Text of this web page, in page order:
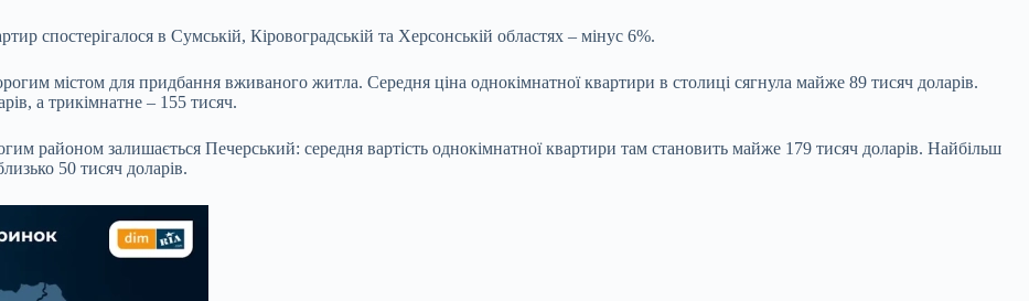
спостерігалося в Сумській, Кіровоградській та Херсонській областях – мінус 6%.
містом для придбання вживаного житла. Середня ціна однокімнатної квартири в столиці сягнула майже 89 тисяч доларів.
а трикімнатне – 155 тисяч.
районом залишається Печерський: середня вартість однокімнатної квартири там становить майже 179 тисяч доларів. Найбільш
50 тисяч доларів.